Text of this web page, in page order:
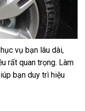
vụ bạn lâu dài,
rất quan trọng. Làm
bạn duy trì hiệu